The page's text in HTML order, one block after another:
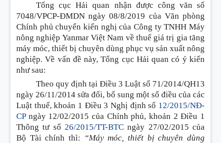
Tổng cục Hải quan nhận được công văn số
7048/VPCP-ĐMDN ngày 08/8/2019 của Văn phòng
Chính phủ chuyển kiến nghị của Công ty TNHH Máy
nông nghiệp Yanmar Việt Nam về thuế giá trị gia tăng
máy móc, thiết bị chuyên dùng phục vụ sản xuất nông
nghiệp. Về vấn đề này, Tổng cục Hải quan có ý kiến
như sau:
Theo quy định tại Điều 3 Luật số 71/2014/QH13
ngày 26/11/2014 sửa đổi, bổ sung một số điều của các
Luật thuế, khoản 1 Điều 3 Nghị định số 12/2015/NĐ-
CPngày 12/02/2015 của Chính phủ, khoản 2 Điều 1
Thông tư số 26/2015/TT-BTC ngày 27/02/2015 của
Bộ Tài chính thì: “Máy móc, thiết bị chuyên dùng